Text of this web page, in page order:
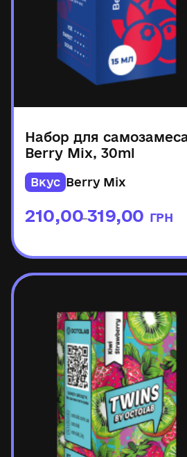
Набор для
Berry Mix, 30ml
Вкус Berry Mix
210,00
–319,00 ГРН